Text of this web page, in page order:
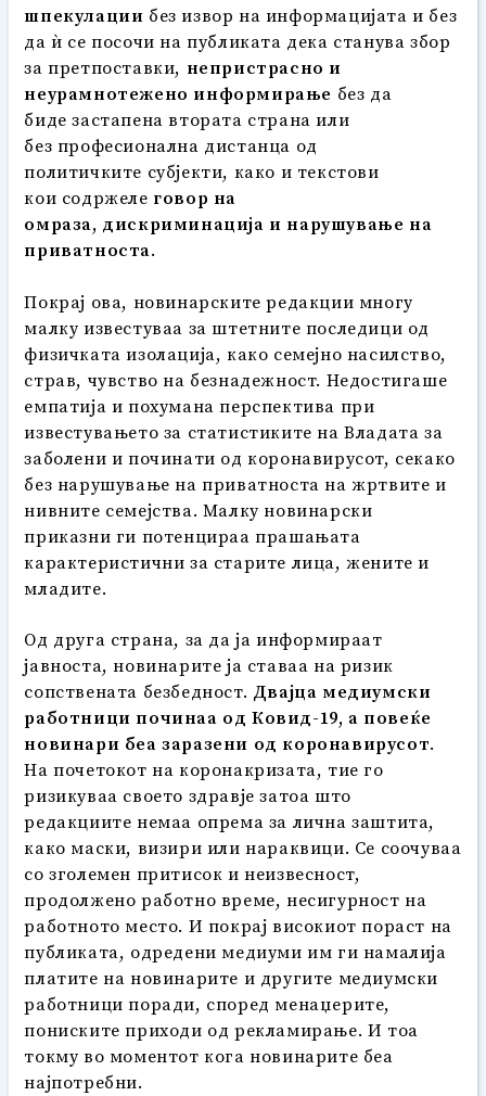
шпекулации без извор на информацијата и без
да ѝ се посочи на публиката дека станува збор
за претпоставки, непристрасно и
неурамнотежено информирање без да
биде застапена втората страна или
без професионална дистанца од
политичките субјекти, како и текстови
кои содржеле говор на
омраза, дискриминација и нарушување на
приватноста.
Покрај ова, новинарските редакции многу
малку известуваа за штетните последици од
физичката изолација, како семејно насилство,
страв, чувство на безнадежност. Недостигаше
емпатија и похумана перспектива при
известувањето за статистиките на Владата за
заболени и починати од коронавирусот, секако
без нарушување на приватноста на жртвите и
нивните семејства. Малку новинарски
приказни ги потенцираа прашањата
карактеристични за старите лица, жените и
младите.
Од друга страна, за да ја информираат
јавноста, новинарите ја ставаа на ризик
сопствената безбедност. Двајца медиумски
работници починаа од Ковид-19, а повеќе
новинари беа заразени од коронавирусот.
На почетокот на коронакризата, тие го
ризикуваа своето здравје затоа што
редакциите немаа опрема за лична заштита,
како маски, визири или нараквици. Се соочуваа
со зголемен притисок и неизвесност,
продолжено работно време, несигурност на
работното место. И покрај високиот пораст на
публиката, одредени медиуми им ги намалија
платите на новинарите и другите медиумски
работници поради, според менаџерите,
пониските приходи од рекламирање. И тоа
токму во моментот кога новинарите беа
најпотребни.